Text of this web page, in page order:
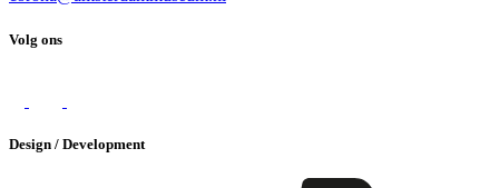
Volg ons
Design / Development